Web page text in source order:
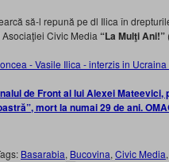
să-l repună pe dl Ilica în
Civic Media “La Mulţi Ani!”
de Front al lui Alexei
mort la numai 29 de ani.
Basarabia, Bucovina, Civic Media